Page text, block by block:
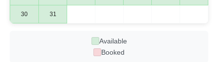
30 31
Available
Booked